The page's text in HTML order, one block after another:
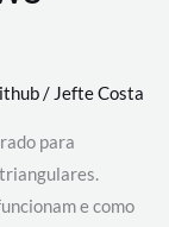
/ Jefte Costa
para
e como